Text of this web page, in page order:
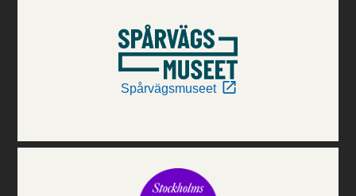
Spårvägsmuseet